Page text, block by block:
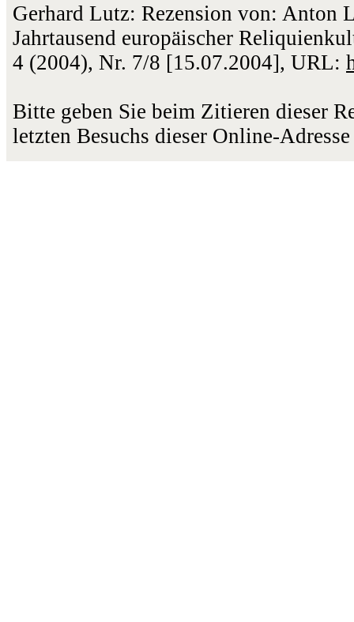
Gerhard Lutz: Rezension von:
Jahrtausend europäischer
4 (2004), Nr. 7/8 [15.07.2004], URL:
Bitte geben Sie beim Zitieren dieser
letzten Besuchs dieser Online-Adresse